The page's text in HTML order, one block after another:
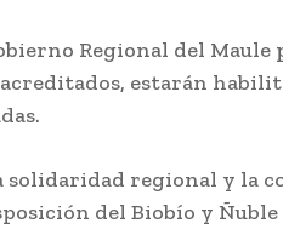
Regional del
estarán
regional y la
del Biobío y Ñuble